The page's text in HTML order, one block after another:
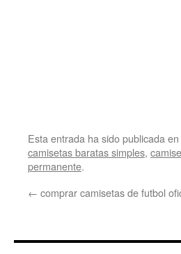
Esta entrada ha sido publicada en
camisetas baratas simples,
permanente.
← comprar camisetas de futbol